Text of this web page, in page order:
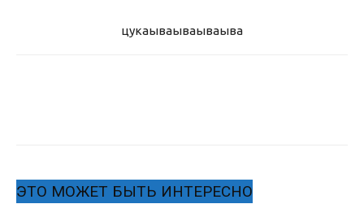
цукаываываываыва
ЭТО МОЖЕТ БЫТЬ ИНТЕРЕСНО